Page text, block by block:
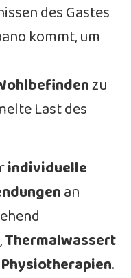
des Gastes
kommt, um
zu
Last des
individuelle
an
,Thermalwassert
Physiotherapien.